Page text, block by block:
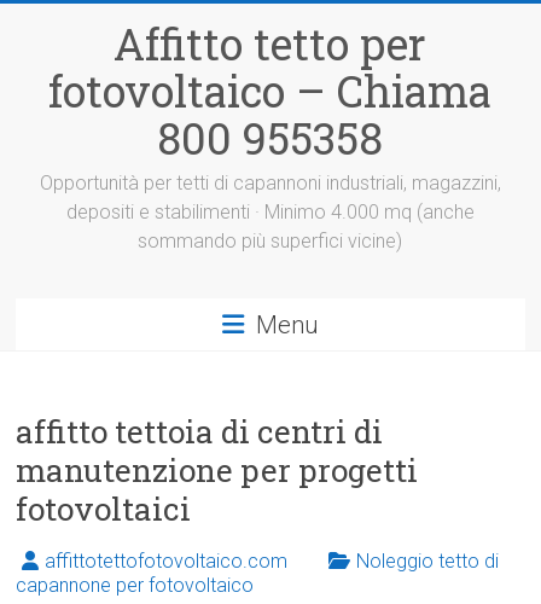
Affitto tetto per
fotovoltaico – Chiama
800 955358
Opportunità per tetti di capannoni industriali, magazzini,
depositi e stabilimenti · Minimo 4.000 mq (anche
sommando più superfici vicine)
Menu
affitto tettoia di centri di
manutenzione per progetti
fotovoltaici
affittotettofotovoltaico.com
Noleggio tetto di
capannone per fotovoltaico